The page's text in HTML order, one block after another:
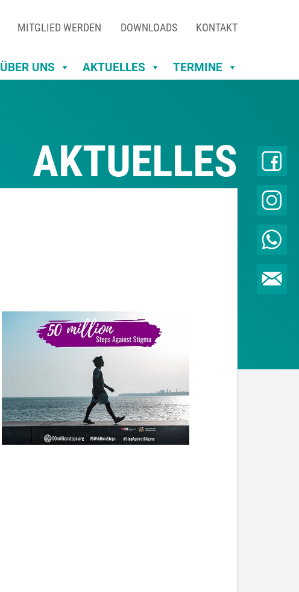
MITGLIED WERDEN DOWNLOADS KONTAKT
ÜBER UNS AKTUELLES TERMINE
AKTUELLES